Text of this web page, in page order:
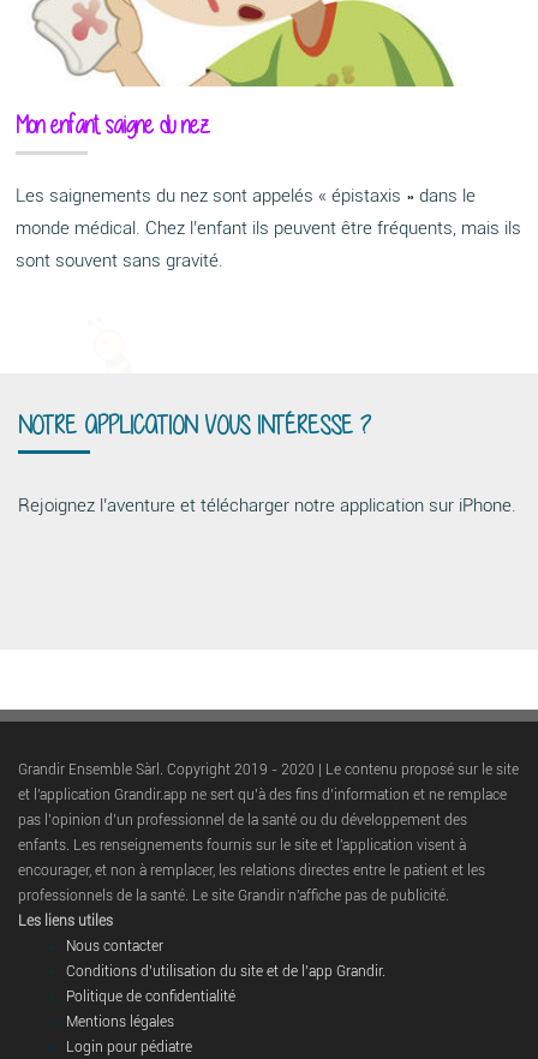
Mon enfant saigne du nez
Les saignements du nez sont appelés « épistaxis » dans le
monde médical. Chez l’enfant ils peuvent être fréquents, mais ils
sont souvent sans gravité.
NOTRE APPLICATION VOUS INTÉRESSE ?
Rejoignez l’aventure et télécharger notre application sur iPhone.
Grandir Ensemble Sàrl. Copyright 2019 - 2020 | Le contenu proposé sur le site
et l'application Grandir.app ne sert qu’à des fins d’information et ne remplace
pas l’opinion d’un professionnel de la santé ou du développement des
enfants. Les renseignements fournis sur le site et l'application visent à
encourager, et non à remplacer, les relations directes entre le patient et les
professionnels de la santé. Le site Grandir n'affiche pas de publicité.
Les liens utiles
Nous contacter
Conditions d’utilisation du site et de l’app Grandir.
Politique de confidentialité
Mentions légales
Login pour pédiatre